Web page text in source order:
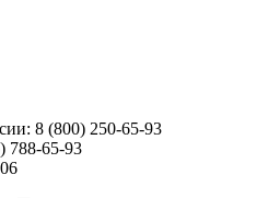
8 (800) 250-65-93
788-65-93